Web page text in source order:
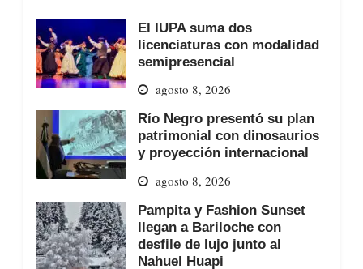
El IUPA suma dos
licenciaturas con modalidad
semipresencial
agosto 8, 2026
Río Negro presentó su plan
patrimonial con dinosaurios
y proyección internacional
agosto 8, 2026
Pampita y Fashion Sunset
llegan a Bariloche con
desfile de lujo junto al
Nahuel Huapi